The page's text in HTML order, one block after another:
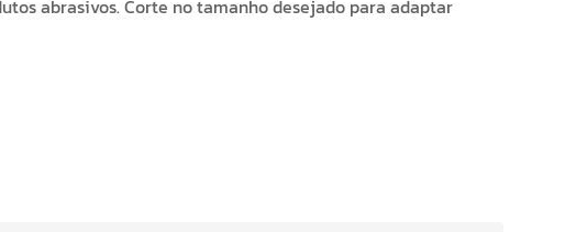
abrasivos. Corte no tamanho desejado para adaptar